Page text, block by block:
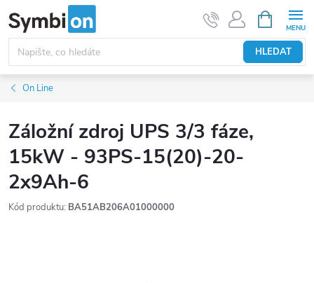
na
obsah
HLEDAT
NÁKUPNÍ
KOŠÍK
On Line
Záložní zdroj UPS 3/3 fáze,
15kW - 93PS-15(20)-20-
2x9Ah-6
Kód produktu: BA51AB206A01000000